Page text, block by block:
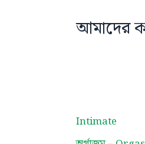
আমাদের
Intimate